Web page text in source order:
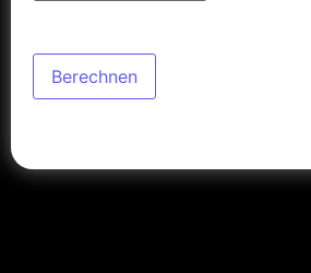
Berechnen